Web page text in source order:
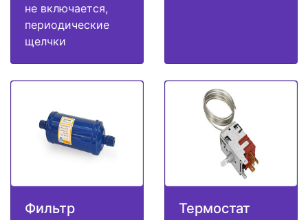
не включается,
периодические
щелчки
Фильтр Термостат